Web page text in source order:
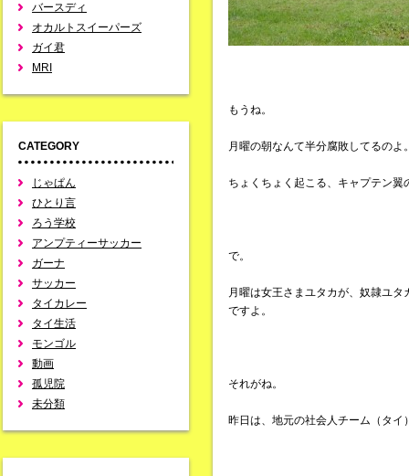
バースディ
オカルトスイーパーズ
ガイ君
MRI
CATEGORY
じゃぱん
ひとり言
ろう学校
アンプティーサッカー
ガーナ
サッカー
タイカレー
タイ生活
モンゴル
動画
孤児院
未分類
もうね。
月曜の朝なんて半分腐敗してるのよ
ちょくちょく起こる、キャプテン
で。
月曜は女王さまユタカが、奴隷ユ
ですよ。
それがね。
昨日は、地元の社会人チーム（タ